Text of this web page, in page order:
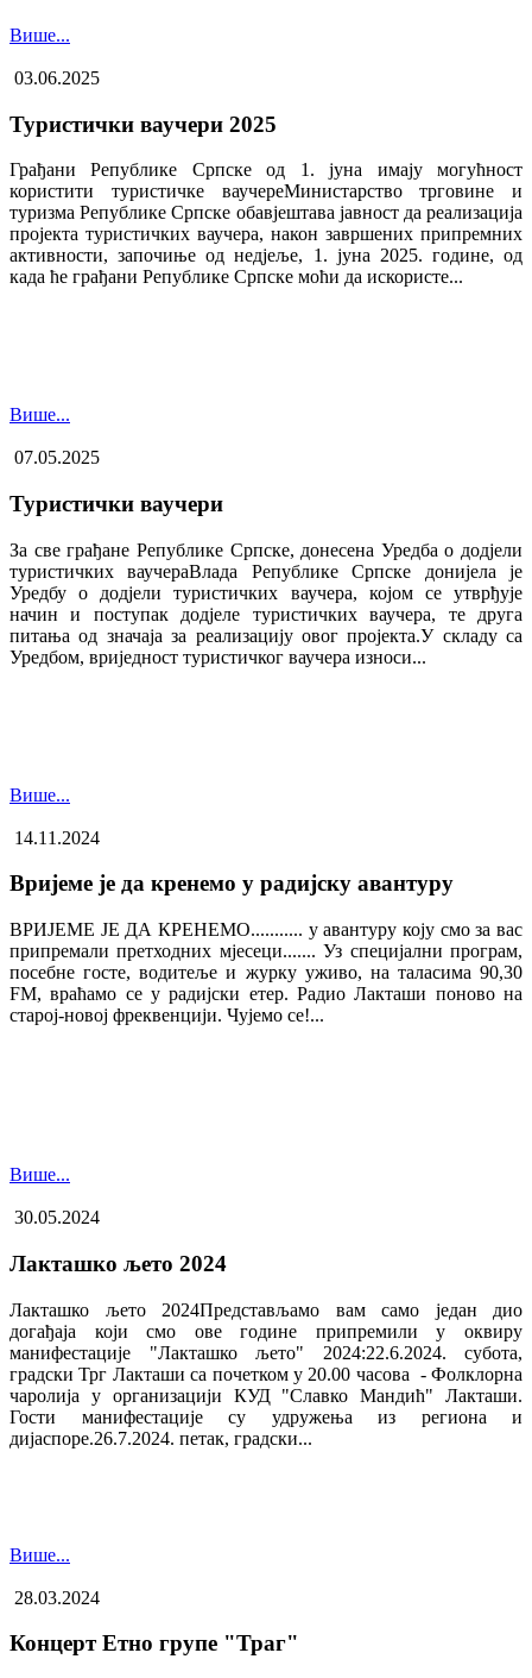
Више...
03.06.2025
Туристички ваучери 2025
Грађани Републике Српске од 1. јуна имају могућност
користити туристичке ваучере​Министарство трговине и
туризма Републике Српске обавјештава јавност да реализација
пројекта туристичких ваучера, након завршених припремних
активности, започиње од недјеље, 1. јуна 2025. године, од
када ће грађани Републике Српске моћи да искористе...
Више...
07.05.2025
Туристички ваучери
За све грађане Републике Српске, донесена Уредба о додјели
туристичких ваучера​Влада Републике Српске донијела је
Уредбу о додјели туристичких ваучера, којом се утврђује
начин и поступак додјеле туристичких ваучера, те друга
питања од значаја за реализацију овог пројекта.У складу са
Уредбом, вриједност туристичког ваучера износи...
Више...
14.11.2024
Вријеме је да кренемо у радијску авантуру
ВРИЈЕМЕ ЈЕ ДА КРЕНЕМО........... у авантуру коју смо за вас
припремали претходних мјесеци....... Уз специјални програм,
посебне госте, водитеље и журку уживо, на таласима 90,30
FM, враћамо се у радијски етер. Радио Лакташи поново на
старој-новој фреквенцији. Чујемо се!...
Више...
30.05.2024
Лакташко љето 2024
Лакташко љето 2024Представљамо вам само један дио
догађаја који смо ове године припремили у оквиру
манифестације "Лакташко љето" 2024:22.6.2024. субота,
градски Трг Лакташи са почетком у 20.00 часова - Фолклорна
чаролија у организацији КУД "Славко Мандић" Лакташи.
Гости манифестације су удружења из региона и
дијаспоре.26.7.2024. петак, градски...
Више...
28.03.2024
Концерт Етно групе "Траг"